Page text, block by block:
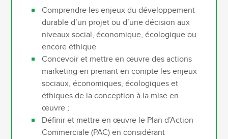
Comprendre les enjeux du développement
durable d’un projet ou d’une décision aux
niveaux social, économique, écologique ou
encore éthique
Concevoir et mettre en œuvre des actions
marketing en prenant en compte les enjeux
sociaux, économiques, écologiques et
éthiques de la conception à la mise en
œuvre ;
Définir et mettre en œuvre le Plan d’Action
Commerciale (PAC) en considérant